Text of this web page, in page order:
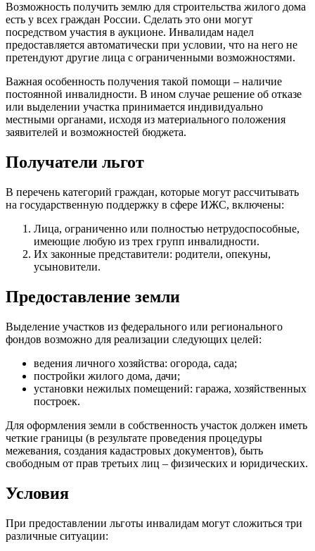
Возможность получить землю для строительства жилого дома
есть у всех граждан России. Сделать это они могут
посредством участия в аукционе. Инвалидам надел
предоставляется автоматически при условии, что на него не
претендуют другие лица с ограниченными возможностями.
Важная особенность получения такой помощи – наличие
постоянной инвалидности. В ином случае решение об отказе
или выделении участка принимается индивидуально
местными органами, исходя из материального положения
заявителей и возможностей бюджета.
Получатели льгот
В перечень категорий граждан, которые могут рассчитывать
на государственную поддержку в сфере ИЖС, включены:
Лица, ограниченно или полностью нетрудоспособные,
имеющие любую из трех групп инвалидности.
Их законные представители: родители, опекуны,
усыновители.
Предоставление земли
Выделение участков из федерального или регионального
фондов возможно для реализации следующих целей:
ведения личного хозяйства: огорода, сада;
постройки жилого дома, дачи;
установки нежилых помещений: гаража, хозяйственных
построек.
Для оформления земли в собственность участок должен иметь
четкие границы (в результате проведения процедуры
межевания, создания кадастровых документов), быть
свободным от прав третьих лиц – физических и юридических.
Условия
При предоставлении льготы инвалидам могут сложиться три
различные ситуации: